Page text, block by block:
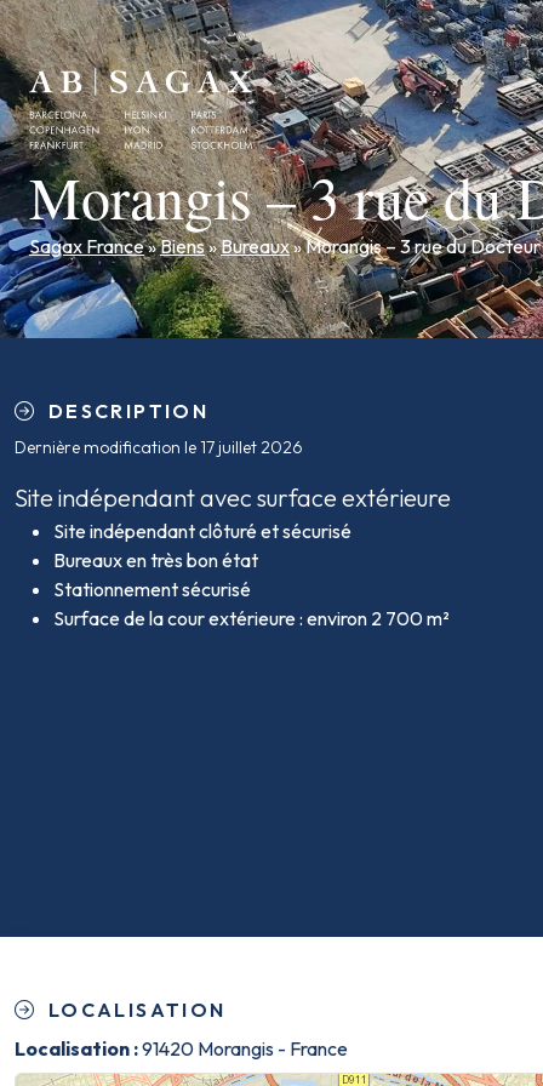
Morangis – 3 rue du
Sagax France»Biens»Bureaux»Morangis – 3 rue du
DESCRIPTION
Dernière modification le 17 juillet 2026
Site indépendant avec surface extérieure
Site indépendant clôturé et sécurisé
Bureaux en très bon état
Stationnement sécurisé
Surface de la cour extérieure : environ 2 700 m²
LOCALISATION
Localisation :91420 Morangis - France